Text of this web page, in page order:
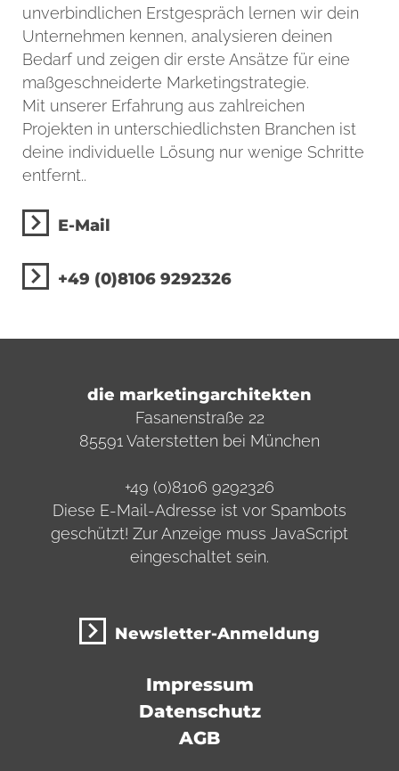
unverbindlichen Erstgespräch lernen wir dein
Unternehmen kennen, analysieren deinen
Bedarf und zeigen dir erste Ansätze für eine
maßgeschneiderte Marketingstrategie.
Mit unserer Erfahrung aus zahlreichen
Projekten in unterschiedlichsten Branchen ist
deine individuelle Lösung nur wenige Schritte
entfernt..
E-Mail
+49 (0)8106 9292326
die marketingarchitekten
Fasanenstraße 22
85591 Vaterstetten bei München
+49 (0)8106 9292326
Diese E-Mail-Adresse ist vor Spambots
geschützt! Zur Anzeige muss JavaScript
eingeschaltet sein.
Newsletter-Anmeldung
Impressum
Datenschutz
AGB